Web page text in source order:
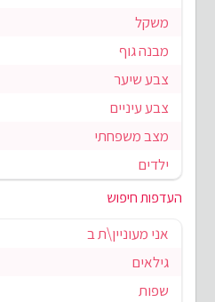
משקל
מבנה גוף
צבע שיער
צבע עיניים
מצב משפחתי
ילדים
העדפות חיפוש
אני מעוניין\ת ב
גילאים
שפות